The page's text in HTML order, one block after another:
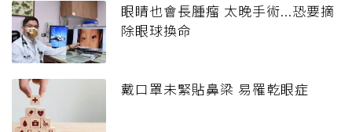
眼睛也會長腫瘤 太晚手術...恐要摘
除眼球換命
戴口罩未緊貼鼻梁 易罹乾眼症